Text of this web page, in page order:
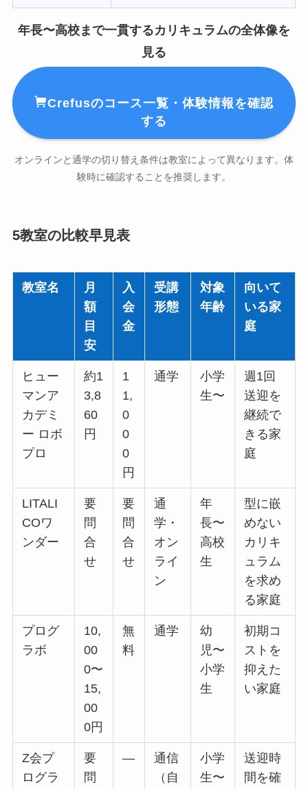
年長〜高校まで一貫するカリキュラムの全体像を
見る
Crefusのコース一覧・体験情報を確認
する
オンラインと通学の切り替え条件は教室によって異なります。体
験時に確認することを推奨します。
5教室の比較早見表
教室名
月
額
目
安
入
会
金
受講
形態
対象
年齢
向いて
いる家
庭
ヒュー
マンア
カデミ
ー ロボ
プロ
約1
3,8
60
円
1
1,
0
0
0
円
通学
小学
生〜
週1回
送迎を
継続で
きる家
庭
LITALI
COワ
ンダー
要
問
合
せ
要
問
合
せ
通
学・
オン
ライ
ン
年
長〜
高校
生
型に嵌
めない
カリキ
ュラム
を求め
る家庭
プログ
ラボ
10,
00
0〜
15,
00
0円
無
料
通学
幼
児〜
小学
生
初期コ
ストを
抑えた
い家庭
Z会プ
ログラ
要
問
—
通信
（自
小学
生〜
送迎時
間を確